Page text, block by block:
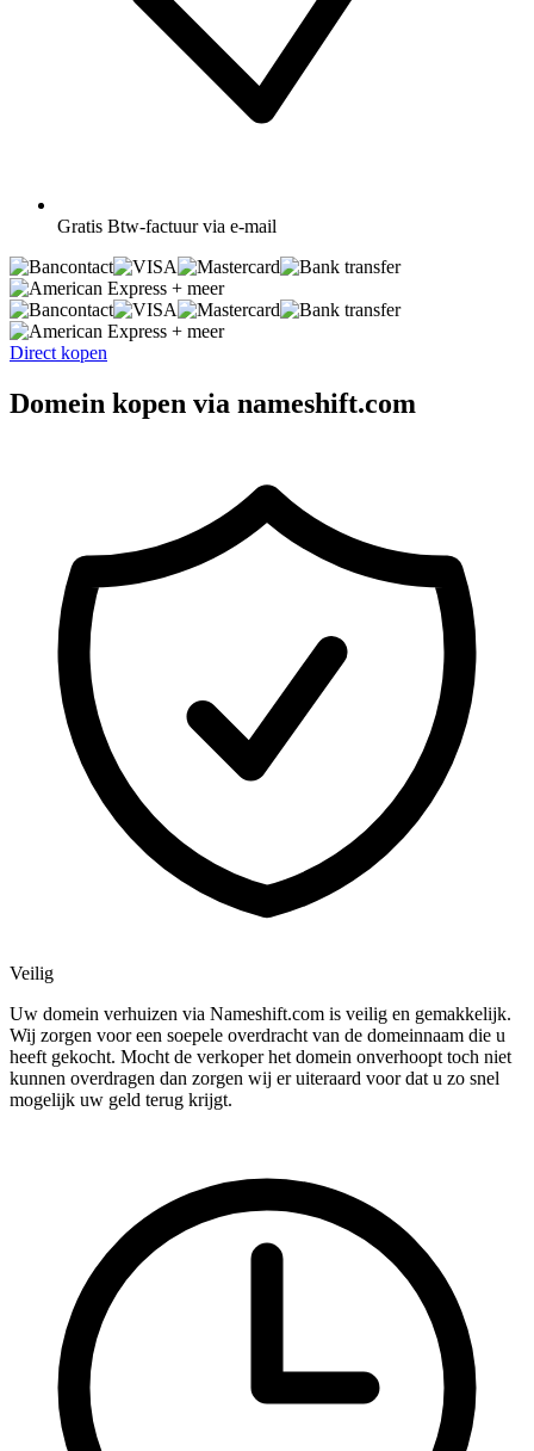
Gratis Btw-factuur via e-mail
+ meer
+ meer
Direct kopen
Domein kopen via nameshift.com
Veilig
Uw domein verhuizen via Nameshift.com is veilig en gemakkelijk.
Wij zorgen voor een soepele overdracht van de domeinnaam die u
heeft gekocht. Mocht de verkoper het domein onverhoopt toch niet
kunnen overdragen dan zorgen wij er uiteraard voor dat u zo snel
mogelijk uw geld terug krijgt.